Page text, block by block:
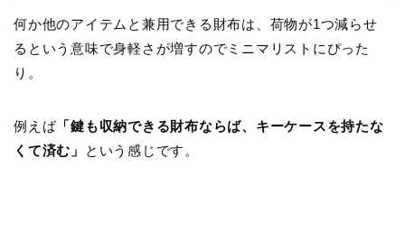
何か他のアイテムと兼用できる財布は、荷物が1つ減らせ
るという意味で身軽さが増すのでミニマリストにぴった
り。
例えば「鍵も収納できる財布ならば、キーケースを持たな
くて済む」
という感じです。